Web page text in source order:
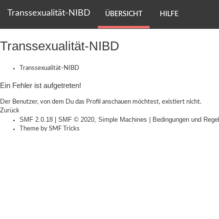
Transsexualität-NIBD ÜBERSICHT HILFE
Transsexualität-NIBD
Transsexualität-NIBD
Ein Fehler ist aufgetreten!
Der Benutzer, von dem Du das Profil anschauen möchtest, existiert nicht.
Zurück
SMF 2.0.18 SMF © 2020, Simple Machines Bedingungen und
Theme by SMF Tricks